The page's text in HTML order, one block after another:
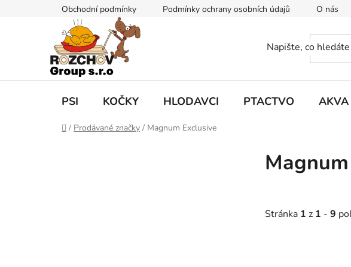
n
Obchodní podmínky Podmínky ochrany osobních údajů O nás
PSI KOČKY HLODAVCI PTACTVO
D/ Prodávané značky / Magnum Exclusive
Stránka 1 z 1 - 9